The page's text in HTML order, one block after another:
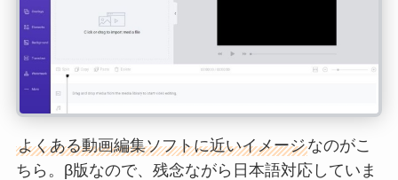
よくある動画編集ソフトに近いイメージなのがこ
ちら。β版なので、残念ながら日本語対応していま